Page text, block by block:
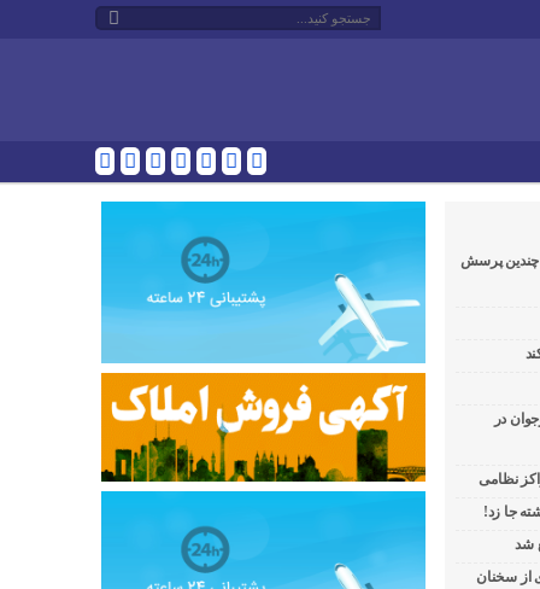
چندین پرسش
در
نظامی
جا زد!
شد
از سخنان